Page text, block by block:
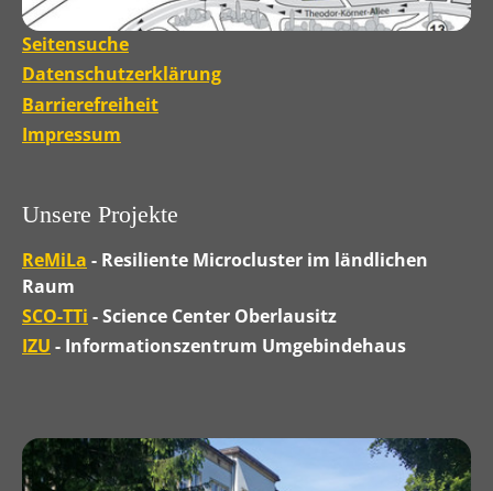
Seitensuche
Datenschutzerklärung
Barrierefreiheit
Impressum
Unsere Projekte
ReMiLa - Resiliente Microcluster im ländlichen
Raum
SCO-TTi - Science Center Oberlausitz
IZU - Informationszentrum Umgebindehaus